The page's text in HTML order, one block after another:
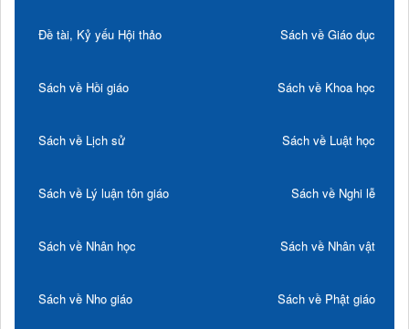
Đề tài, Kỷ yếu Hội thảo Sách về Giáo dục
Sách về Hồi giáo Sách về Khoa học
Sách về Lịch sử Sách về Luật học
Sách về Lý luận tôn giáo Sách về Nghi lễ
Sách về Nhân học Sách về Nhân vật
Sách về Nho giáo Sách về Phật giáo